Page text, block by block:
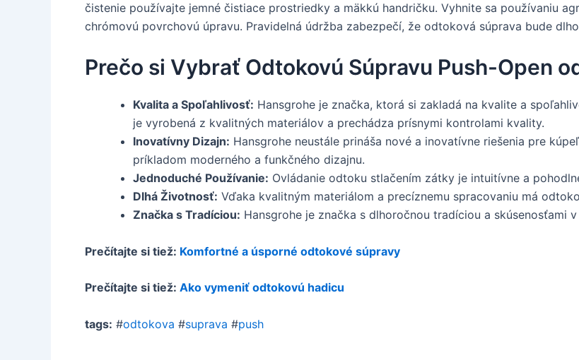
čistenie používajte jemné čistiace prostriedky a mäkkú handričku. Vyhnite sa používaniu
chrómovú povrchovú úpravu. Pravidelná údržba zabezpečí, že odtoková súprava bude
Prečo si Vybrať Odtokovú Súpravu Push-Open
Kvalita a Spoľahlivosť: Hansgrohe je značka, ktorá si zakladá na kvalite a
je vyrobená z kvalitných materiálov a prechádza prísnymi kontrolami kvality.
Inovatívny Dizajn: Hansgrohe neustále prináša nové a inovatívne riešenia pre
príkladom moderného a funkčného dizajnu.
Jednoduché Používanie: Ovládanie odtoku stlačením zátky je intuitívne a
Dlhá Životnosť: Vďaka kvalitným materiálom a precíznemu spracovaniu má
Značka s Tradíciou: Hansgrohe je značka s dlhoročnou tradíciou a skúsenosťami
Prečítajte si tiež: Komfortné a úsporné odtokové súpravy
Prečítajte si tiež: Ako vymeniť odtokovú hadicu
tags: #odtokova #suprava #push